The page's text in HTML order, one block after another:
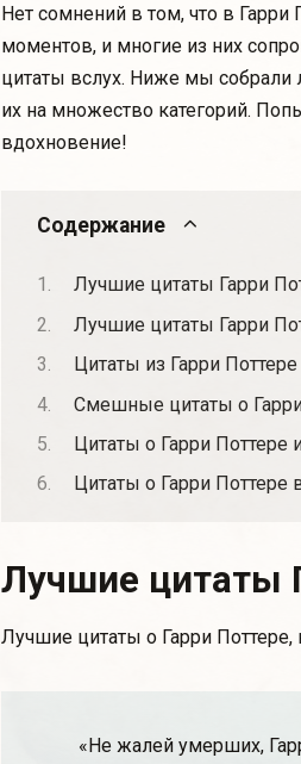
Нет сомнений в том, что в Гарри
моментов, и многие из них
цитаты вслух. Ниже мы собрали
их на множество категорий.
вдохновение!
Содержание
Лучшие цитаты Гарри
Лучшие цитаты Гарри
Цитаты из Гарри
Смешные цитаты о
Цитаты о Гарри Поттере
Цитаты о Гарри Поттере
Лучшие цитаты
Лучшие цитаты о Гарри
«Не жалей умерших,